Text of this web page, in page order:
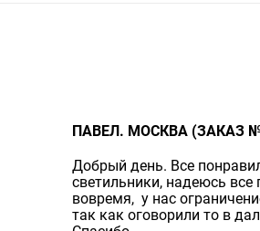
ПАВЕЛ. МОСКВА (ЗАКАЗ
Добрый день. Все
светильники, надеюсь все
вовремя, у нас
так как оговорили то в